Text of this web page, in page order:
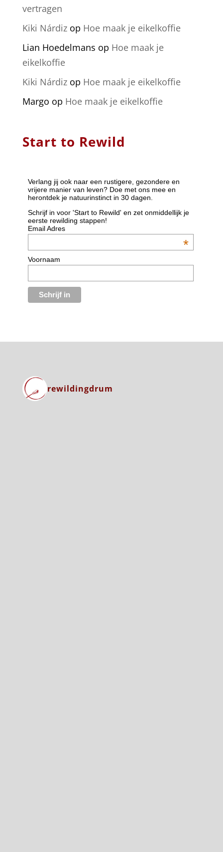
vertragen
Kiki Nárdizop Hoe maak je eikelkoffie
Lian Hoedelmans op Hoe maak je
eikelkoffie
Kiki Nárdizop Hoe maak je eikelkoffie
Margo op Hoe maak je eikelkoffie
Start to Rewild
Verlang jij ook naar een rustigere, gezondere en
vrijere manier van leven? Doe met ons mee en
herontdek je natuurinstinct in 30 dagen.
Schrijf in voor 'Start to Rewild' en zet onmiddellijk je
eerste rewilding stappen!
Email Adres
*
Voornaam
rewildingdrum